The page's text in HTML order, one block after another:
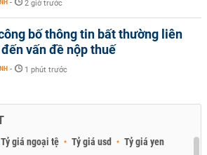
- 2 giờ trước
bố thông tin bất thường liên
vấn đề nộp thuế
- 1 phút trước
Tỷ giá ngoại tệ Tỷ giá usd Tỷ giá yen